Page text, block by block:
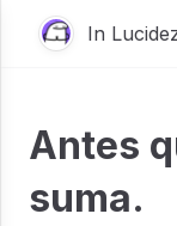
In
Antes
suma.